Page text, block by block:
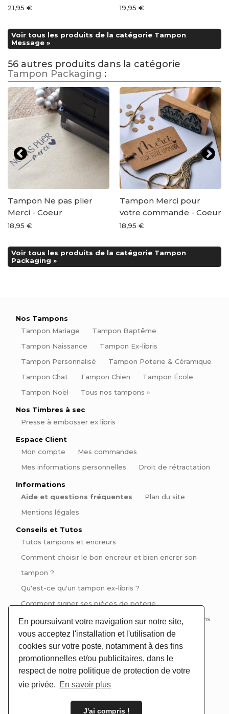
En poursuivant votre navigation sur notre site,
vous acceptez l'installation et l'utilisation de
cookies sur votre poste, notamment à des fins
promotionnelles et/ou publicitaires, dans le
respect de notre politique de protection de votre
vie privée. En savoir plus
J'ai compris !
21,95 € 19,95 €
Voir tous les produits de la catégorie Tampon
Message »
56 autres produits dans la catégorie
Tampon Packaging :
Tampon Ne pas plier
Merci - Coeur
18,95 €
Tampon Merci pour
votre commande - Coeur
18,95 €
Voir tous les produits de la catégorie Tampon
Packaging »
Nos Tampons
Tampon Mariage
Tampon Baptême
Tampon Naissance
Tampon Ex-libris
Tampon Personnalisé
Tampon Poterie & Céramique
Tampon Chat
Tampon Chien
Tampon École
Tampon Noël
Tous nos tampons »
Nos Timbres à sec
Presse à embosser ex libris
Espace Client
Mon compte
Mes commandes
Mes informations personnelles
Droit de rétractation
Informations
Aide et questions fréquentes
Plan du site
Mentions légales
Conseils et Tutos
Tutos tampons et encreurs
Comment choisir le bon encreur et bien encrer son
tampon ?
Qu'est-ce qu'un tampon ex-libris ?
Comment signer ses pièces de poterie
Pinces à gaufrer : Personnalisez vos livres et invitations
avec style
Contactez-nous :
@jolitampon